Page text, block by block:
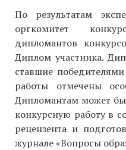
По результатам
оргкомитет
дипломантов
Диплом участника.
ставшие
работы отмечены
Дипломантам может
конкурсную работу в
рецензента и
журнале «Вопросы